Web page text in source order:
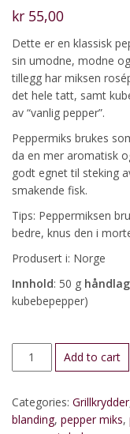
kr 55,00
Dette er en klassisk
sin umodne, modne
tillegg har miksen
det hele tatt, samt
av “vanlig pepper”.
Peppermiks brukes
da en mer aromatisk
godt egnet til steking
smakende fisk.
Tips: Peppermiksen
bedre, knus den i
Produsert i: Norge
Innhold: 50 g
kubebepepper)
Peppermiks,
hel
Add to cart
Categories: Grillkrydder
blanding, pepper miks,